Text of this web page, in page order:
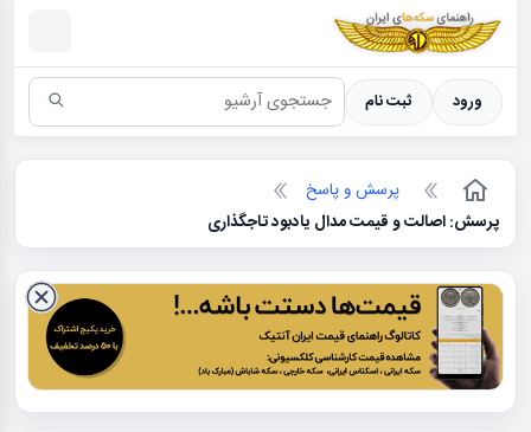
سکه ها ؛ راهنمای سکه شناسی
ورود ثبت نام
پرسش و پاسخ
پرسش: اصالت و قیمت مدال یادبود تاجگذاری